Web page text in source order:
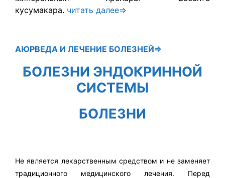
кусумакара. читать далее⇒
АЮРВЕДА И ЛЕЧЕНИЕ БОЛЕЗНЕЙ⇒
БОЛЕЗНИ ЭНДОКРИННОЙ
СИСТЕМЫ
БОЛЕЗНИ
Не является лекарственным средством и не заменяет
традиционного медицинского лечения. Перед